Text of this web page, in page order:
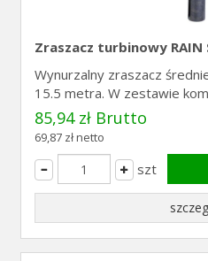
Zraszacz turbinowy RAIN
Wynurzalny zraszacz
15.5 metra. W zestawie
85,94 zł Brutto
69,87 zł netto
szt